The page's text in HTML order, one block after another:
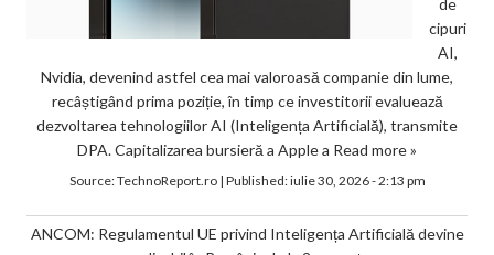
cipuri
AI,
Nvidia, devenind astfel cea mai valoroasă companie din lume,
recâștigând prima poziție, în timp ce investitorii evaluează
dezvoltarea tehnologiilor AI (Inteligența Artificială), transmite
DPA. Capitalizarea bursieră a Apple a Read more »
Source:TechnoReport.ro| Published:iulie 30, 2026 - 2:13 pm
ANCOM: Regulamentul UE privind Inteligența Artificială devine